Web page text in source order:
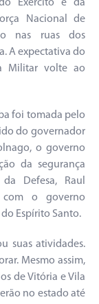
Exército e da
Nacional de
nas ruas dos
A expectativa do
Militar volte ao
foi tomada pelo
do governador
o governo
da segurança
Defesa, Raul
com o governo
Espírito Santo.
suas atividades.
Mesmo assim,
de Vitória e Vila
no estado até